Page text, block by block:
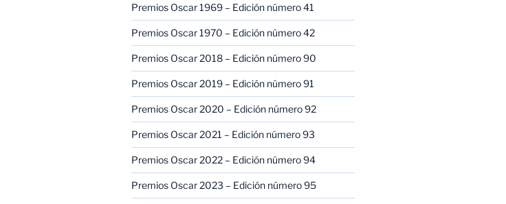
Premios Oscar 1969 – Edición número 41
Premios Oscar 1970 – Edición número 42
Premios Oscar 2018 – Edición número 90
Premios Oscar 2019 – Edición número 91
Premios Oscar 2020 – Edición número 92
Premios Oscar 2021 – Edición número 93
Premios Oscar 2022 – Edición número 94
Premios Oscar 2023 – Edición número 95